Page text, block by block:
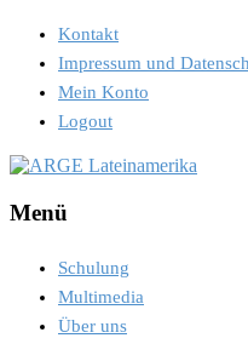
Kontakt
Impressum und
Mein Konto
Logout
Menü
Schulung
Multimedia
Über uns